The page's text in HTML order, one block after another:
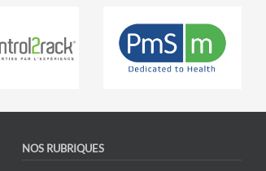
NOS RUBRIQUES